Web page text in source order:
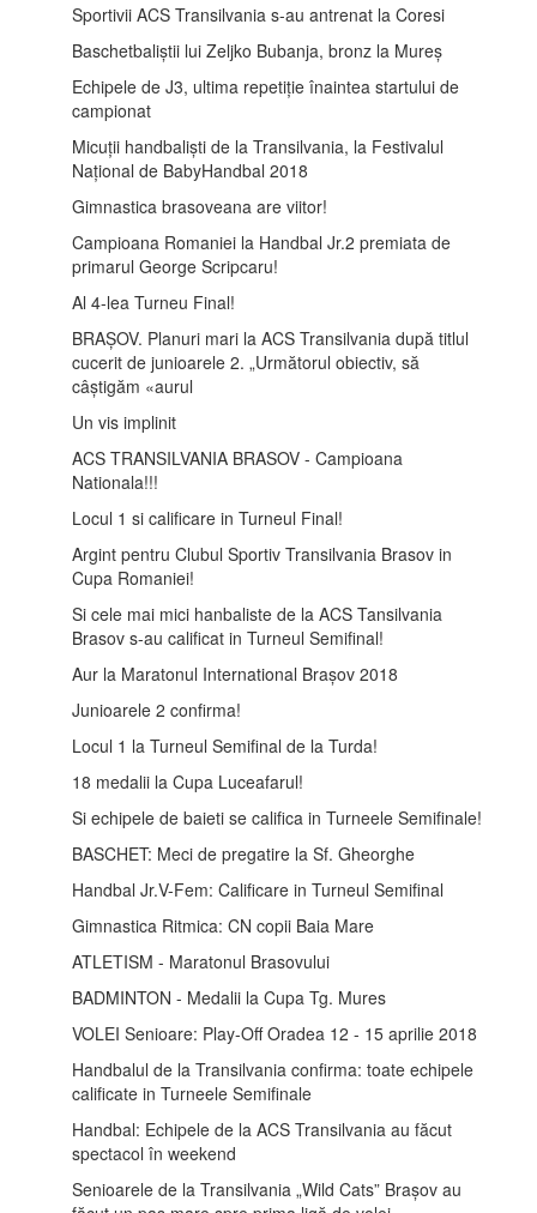
Sportivii ACS Transilvania s-au antrenat la Coresi
Baschetbaliștii lui Zeljko Bubanja, bronz la Mureș
Echipele de J3, ultima repetiție înaintea startului de
campionat
Micuții handbaliști de la Transilvania, la Festivalul
Național de BabyHandbal 2018
Gimnastica brasoveana are viitor!
Campioana Romaniei la Handbal Jr.2 premiata de
primarul George Scripcaru!
Al 4-lea Turneu Final!
BRAȘOV. Planuri mari la ACS Transilvania după titlul
cucerit de junioarele 2. „Următorul obiectiv, să
câștigăm «aurul
Un vis implinit
ACS TRANSILVANIA BRASOV - Campioana
Nationala!!!
Locul 1 si calificare in Turneul Final!
Argint pentru Clubul Sportiv Transilvania Brasov in
Cupa Romaniei!
Si cele mai mici hanbaliste de la ACS Tansilvania
Brasov s-au calificat in Turneul Semifinal!
Aur la Maratonul International Brașov 2018
Junioarele 2 confirma!
Locul 1 la Turneul Semifinal de la Turda!
18 medalii la Cupa Luceafarul!
Si echipele de baieti se califica in Turneele Semifinale!
BASCHET: Meci de pregatire la Sf. Gheorghe
Handbal Jr.V-Fem: Calificare in Turneul Semifinal
Gimnastica Ritmica: CN copii Baia Mare
ATLETISM - Maratonul Brasovului
BADMINTON - Medalii la Cupa Tg. Mures
VOLEI Senioare: Play-Off Oradea 12 - 15 aprilie 2018
Handbalul de la Transilvania confirma: toate echipele
calificate in Turneele Semifinale
Handbal: Echipele de la ACS Transilvania au făcut
spectacol în weekend
Senioarele de la Transilvania „Wild Cats” Brașov au